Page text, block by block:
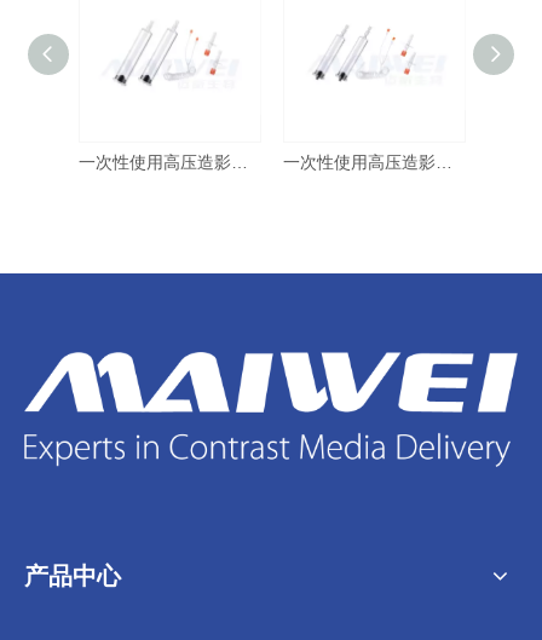
产品中心